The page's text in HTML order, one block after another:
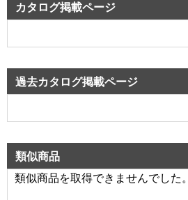
カタログ掲載ページ
過去カタログ掲載ページ
類似商品
類似商品を取得できませんでした。